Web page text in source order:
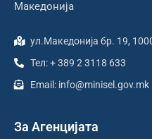
Македонија
ул.Македонија бр. 19,
Тел: + 389 2 3118 633
Email: info@minisel.gov.mk
За Агенцијата